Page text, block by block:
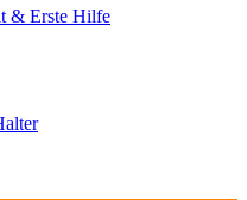
& Erste Hilfe